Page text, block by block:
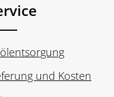
und Kosten